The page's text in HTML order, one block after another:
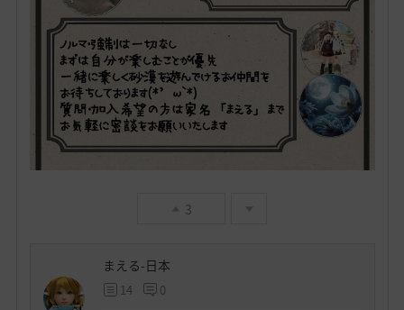
3
まえる-日本
14 0